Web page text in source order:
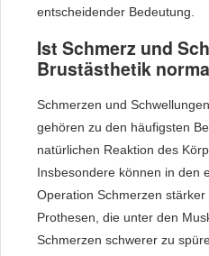
entscheidender Bedeutung.
Ist Schmerz und
Brustästhetik
Schmerzen und
gehören zu den häufigsten
natürlichen Reaktion des
Insbesondere können in den
Operation Schmerzen
Prothesen, die unter den
Schmerzen schwerer zu